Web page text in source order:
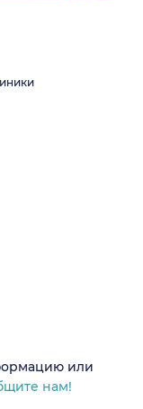
или
нам!